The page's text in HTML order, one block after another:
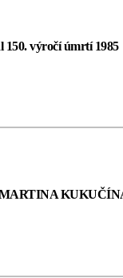
150. výročí úmrtí 1985
MARTINA